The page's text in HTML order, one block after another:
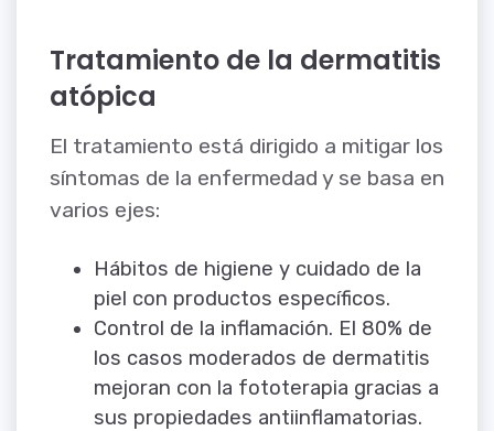
Tratamiento de la dermatitis
atópica
El tratamiento está dirigido a mitigar los
síntomas de la enfermedad y se basa en
varios ejes:
Hábitos de higiene y cuidado de la
piel con productos específicos.
Control de la inflamación. El 80% de
los casos moderados de dermatitis
mejoran con la fototerapia gracias a
sus propiedades antiinflamatorias.